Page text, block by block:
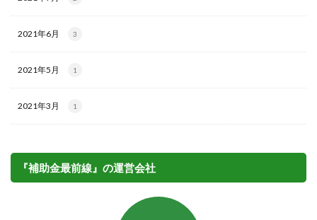
2021年6月 3
2021年5月 1
2021年3月 1
『補助金最前線』の運営会社